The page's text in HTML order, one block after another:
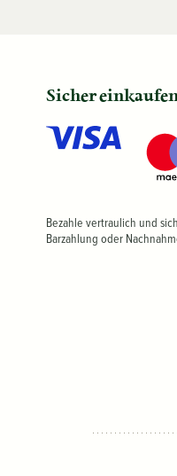
Sicher
Bezahle vertraulich und
Barzahlung oder